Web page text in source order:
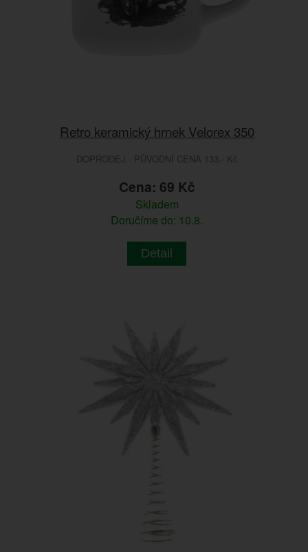
Retro keramický hrnek Velorex 350
DOPRODEJ - PŮVODNÍ CENA 133.- Kč
Cena: 69 Kč
Skladem
Doručíme do: 10.8.
Detail